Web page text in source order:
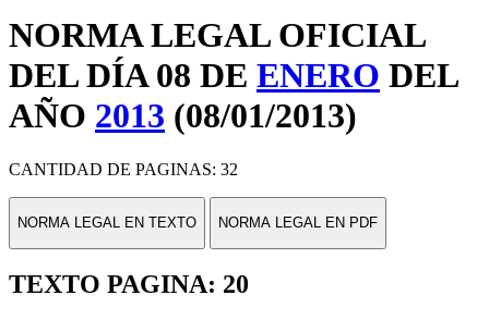
NORMA LEGAL OFICIAL
DEL DÍA 08 DE ENERO DEL
AÑO 2013 (08/01/2013)
CANTIDAD DE PAGINAS: 32
NORMA LEGAL EN TEXTO NORMA LEGAL EN PDF
TEXTO PAGINA: 20